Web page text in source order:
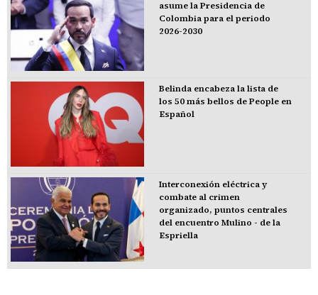
asume la Presidencia de
Colombia para el periodo
2026-2030
Belinda encabeza la lista de
los 50 más bellos de People en
Español
Interconexión eléctrica y
combate al crimen
organizado, puntos centrales
del encuentro Mulino - de la
Espriella